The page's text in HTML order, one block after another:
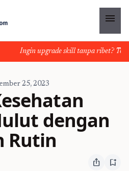
menu
Ingin upgrade skill tanpa ribet?
25, 2023
dengan
Rutin
ios_share bookmark_add